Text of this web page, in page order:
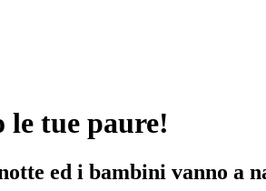
le tue paure!
ed i bambini vanno a